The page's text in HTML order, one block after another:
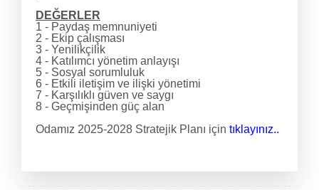
DEĞERLER
1 - Paydaş memnuniyeti
2 - Ekip çalışması
3 - Yenilikçilik
4 - Katılımcı yönetim anlayışı
5 - Sosyal sorumluluk
6 - Etkili iletişim ve ilişki yönetimi
7 - Karşılıklı güven ve saygı
8 - Geçmişinden güç alan
Odamız 2025-2028 Stratejik Planı için tıklayınız..